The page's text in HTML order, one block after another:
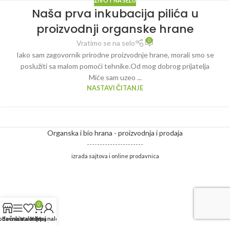
Naša prva inkubacija pilića u
proizvodnji organske hrane
Vratimo se na selo 0
Iako sam zagovornik prirodne proizvodnje hrane, morali smo se
poslužiti sa malom pomoći tehnike.Od mog dobrog prijatelja
Miće sam uzeo ...
NASTAVI ČITANJE
Organska i bio hrana - proizvodnja i prodaja
----------------------
izrada sajtova i online prodavnica
Bočna traka
Lista želja
0
Korpa
Moj nalog